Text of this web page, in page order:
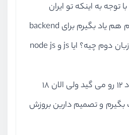
به اینکه تو ایران
هستیم باید ی زبان دوم هم یاد بگیرم برای backend
اول پبسنهاد شما برای زبان دوم چیه؟ ایا js و node js
سوم اینکه این دوره نود 12 رو می گید ولی الان 18
و تصمیم دارین بروزش